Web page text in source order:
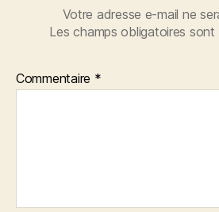
Votre adresse e-mail ne
Les champs obligatoires sont
Commentaire *